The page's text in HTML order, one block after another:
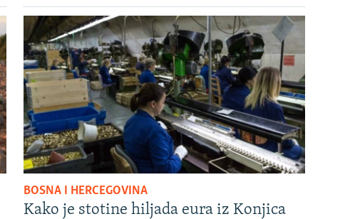
BOSNA I HERCEGOVINA
Kako je stotine hiljada eura iz Konjica